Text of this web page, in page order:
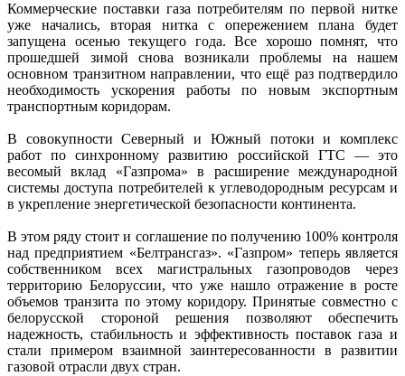
Коммерческие поставки газа потребителям по первой нитке
уже начались, вторая нитка с опережением плана будет
запущена осенью текущего года. Все хорошо помнят, что
прошедшей зимой снова возникали проблемы на нашем
основном транзитном направлении, что ещё раз подтвердило
необходимость ускорения работы по новым экспортным
транспортным коридорам.
В совокупности Северный и Южный потоки и комплекс
работ по синхронному развитию российской ГТС — это
весомый вклад «Газпрома» в расширение международной
системы доступа потребителей к углеводородным ресурсам и
в укрепление энергетической безопасности континента.
В этом ряду стоит и соглашение по получению 100% контроля
над предприятием «Белтрансгаз». «Газпром» теперь является
собственником всех магистральных газопроводов через
территорию Белоруссии, что уже нашло отражение в росте
объемов транзита по этому коридору. Принятые совместно с
белорусской стороной решения позволяют обеспечить
надежность, стабильность и эффективность поставок газа и
стали примером взаимной заинтересованности в развитии
газовой отрасли двух стран.